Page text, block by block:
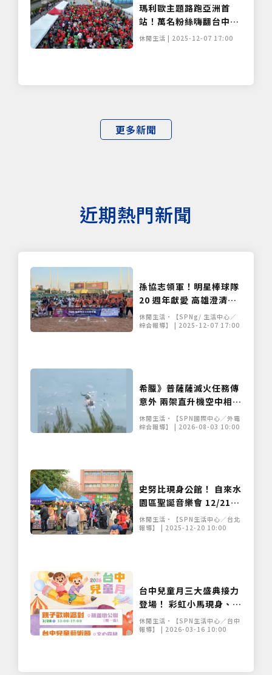
更多新聞
瑪利歐主題路跑亞洲首
站！萬名粉絲嗨翻台中中
央球場
休閒生活 | 2025-12-07 17:00
近期熱門新聞
孫協志領軍！明星棒球隊
20 週年獻愛 高雄澄清湖
冬日送暖
休閒生活•【SPNg/ 生活中心／
綜合報導】 | 2025-12-07 17:00
希臘》普薩薩滅火任務傳
意外 兩架直升機空中相撞
搜救行動進行中
休閒生活•【SPN國際中心／外電
綜合報導】 | 2026-08-03 10:00
史努比現身公館！ 自來水
園區聖誕音樂會 12/21
免費入園 聽管樂、吃湯圓
暖心過冬至
休閒生活•【SPN生活中心／台北
報導】 | 2025-12-20 10:00
台中兒童月三大盛典接力
登場！ 彩虹小馬現身、紙
風車劇團開演 寵孩無極限
休閒生活•【SPN生活中心／台中
報導】 | 2026-03-16 10:00